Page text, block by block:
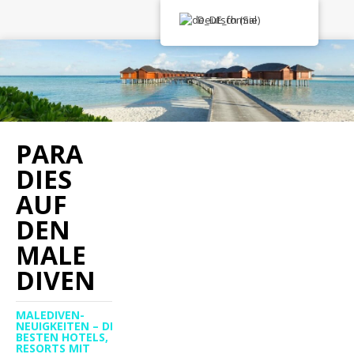
PARA
DIES
AUF
DEN
MALE
DIVEN
MALEDIVEN-
NEUIGKEITEN – DIE
BESTEN HOTELS,
RESORTS MIT
Deutsch (Sie)